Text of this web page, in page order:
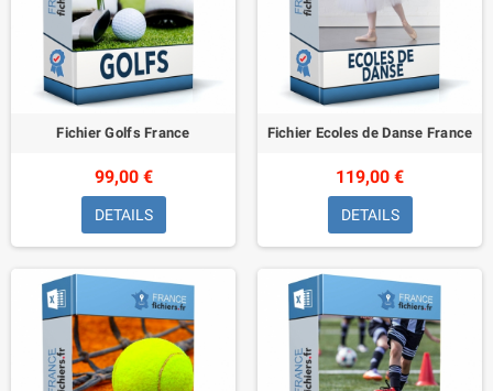
Fichier Golfs France
99,00 €
DETAILS
Fichier Ecoles de Danse France
119,00 €
DETAILS